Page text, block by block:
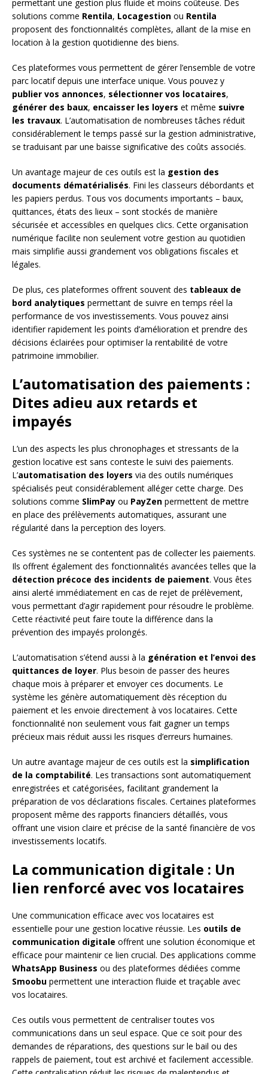
permettant une gestion plus fluide et moins coûteuse. Des
solutions comme Rentila, Locagestion ou Rentila
proposent des fonctionnalités complètes, allant de la mise en
location à la gestion quotidienne des biens.
Ces plateformes vous permettent de gérer l’ensemble de votre
parc locatif depuis une interface unique. Vous pouvez y
publier vos annonces, sélectionner vos locataires,
générer des baux, encaisser les loyers et même suivre
les travaux. L’automatisation de nombreuses tâches réduit
considérablement le temps passé sur la gestion administrative,
se traduisant par une baisse significative des coûts associés.
Un avantage majeur de ces outils est la gestion des
documents dématérialisés. Fini les classeurs débordants et
les papiers perdus. Tous vos documents importants – baux,
quittances, états des lieux – sont stockés de manière
sécurisée et accessibles en quelques clics. Cette organisation
numérique facilite non seulement votre gestion au quotidien
mais simplifie aussi grandement vos obligations fiscales et
légales.
De plus, ces plateformes offrent souvent des tableaux de
bord analytiques permettant de suivre en temps réel la
performance de vos investissements. Vous pouvez ainsi
identifier rapidement les points d’amélioration et prendre des
décisions éclairées pour optimiser la rentabilité de votre
patrimoine immobilier.
L’automatisation des paiements :
Dites adieu aux retards et
impayés
L’un des aspects les plus chronophages et stressants de la
gestion locative est sans conteste le suivi des paiements.
L’automatisation des loyers via des outils numériques
spécialisés peut considérablement alléger cette charge. Des
solutions comme SlimPay ou PayZen permettent de mettre
en place des prélèvements automatiques, assurant une
régularité dans la perception des loyers.
Ces systèmes ne se contentent pas de collecter les paiements.
Ils offrent également des fonctionnalités avancées telles que la
détection précoce des incidents de paiement. Vous êtes
ainsi alerté immédiatement en cas de rejet de prélèvement,
vous permettant d’agir rapidement pour résoudre le problème.
Cette réactivité peut faire toute la différence dans la
prévention des impayés prolongés.
L’automatisation s’étend aussi à la génération et l’envoi des
quittances de loyer. Plus besoin de passer des heures
chaque mois à préparer et envoyer ces documents. Le
système les génère automatiquement dès réception du
paiement et les envoie directement à vos locataires. Cette
fonctionnalité non seulement vous fait gagner un temps
précieux mais réduit aussi les risques d’erreurs humaines.
Un autre avantage majeur de ces outils est la simplification
de la comptabilité. Les transactions sont automatiquement
enregistrées et catégorisées, facilitant grandement la
préparation de vos déclarations fiscales. Certaines plateformes
proposent même des rapports financiers détaillés, vous
offrant une vision claire et précise de la santé financière de vos
investissements locatifs.
La communication digitale : Un
lien renforcé avec vos locataires
Une communication efficace avec vos locataires est
essentielle pour une gestion locative réussie. Les outils de
communication digitale offrent une solution économique et
efficace pour maintenir ce lien crucial. Des applications comme
WhatsApp Business ou des plateformes dédiées comme
Smoobu permettent une interaction fluide et traçable avec
vos locataires.
Ces outils vous permettent de centraliser toutes vos
communications dans un seul espace. Que ce soit pour des
demandes de réparations, des questions sur le bail ou des
rappels de paiement, tout est archivé et facilement accessible.